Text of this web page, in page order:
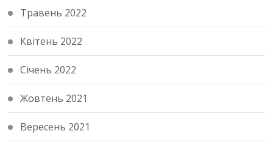
Травень 2022
Квітень 2022
Січень 2022
Жовтень 2021
Вересень 2021